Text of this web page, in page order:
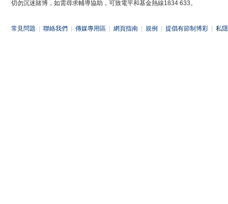
切勿沉迷賭博，如需尋求輔導協助，可致電平和基金熱線1834 633。
常見問題 聯絡我們 傳媒專用區 網頁指南 規例 提倡有節制博彩 私